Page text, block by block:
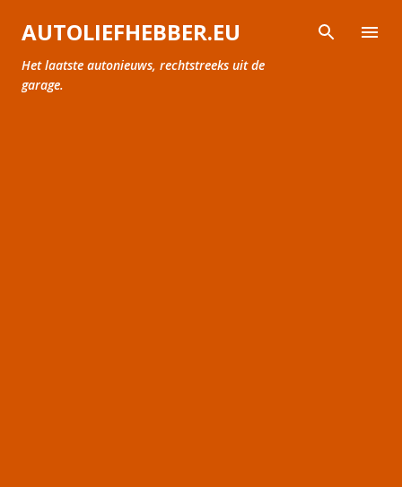
Doorgaan naar hoofdcontent
AUTOLIEFHEBBER.EU
Het laatste autonieuws, rechtstreeks uit de
garage.